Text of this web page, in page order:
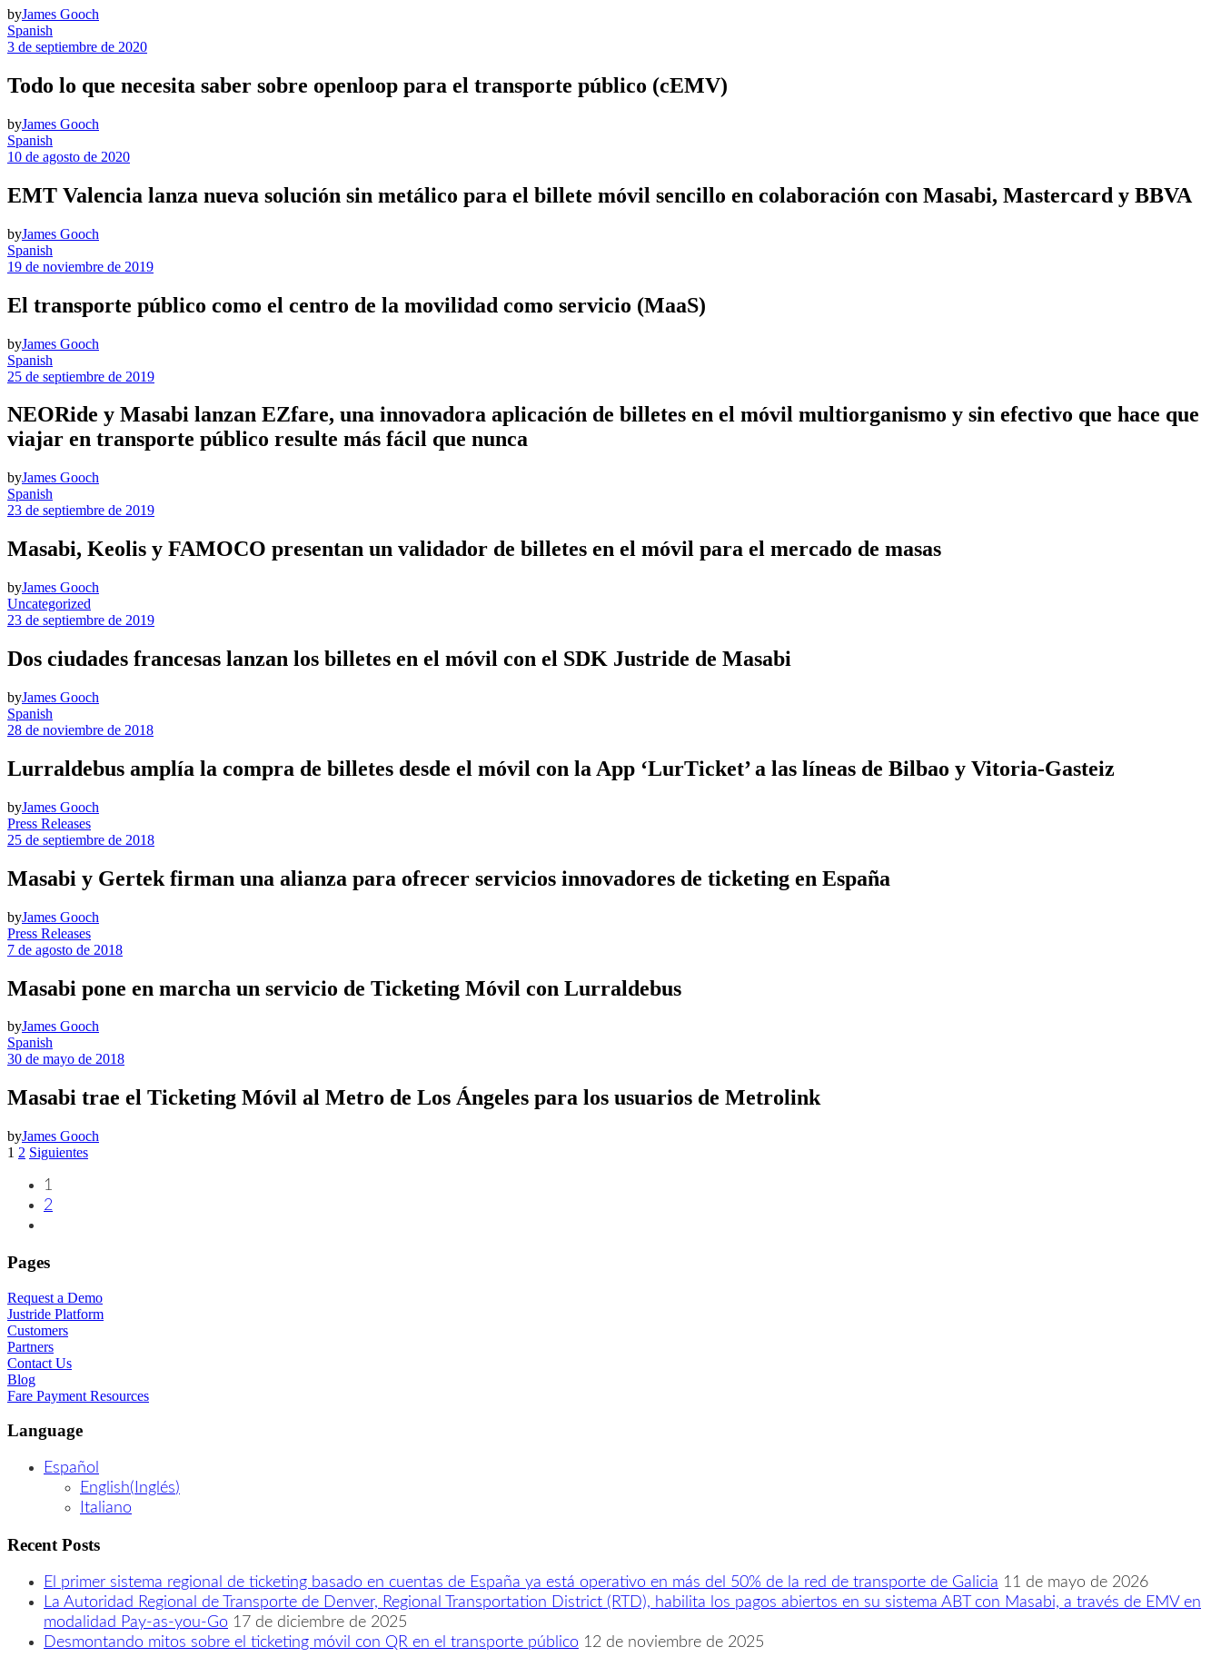
byJames Gooch
Spanish
3 de septiembre de 2020
Todo lo que necesita saber sobre openloop para el transporte público (cEMV)
byJames Gooch
Spanish
10 de agosto de 2020
EMT Valencia lanza nueva solución sin metálico para el billete móvil sencillo en colaboración con Masabi, Mastercard y BBVA
byJames Gooch
Spanish
19 de noviembre de 2019
El transporte público como el centro de la movilidad como servicio (MaaS)
byJames Gooch
Spanish
25 de septiembre de 2019
NEORide y Masabi lanzan EZfare, una innovadora aplicación de billetes en el móvil multiorganismo y sin efectivo que hace que
viajar en transporte público resulte más fácil que nunca
byJames Gooch
Spanish
23 de septiembre de 2019
Masabi, Keolis y FAMOCO presentan un validador de billetes en el móvil para el mercado de masas
byJames Gooch
Uncategorized
23 de septiembre de 2019
Dos ciudades francesas lanzan los billetes en el móvil con el SDK Justride de Masabi
byJames Gooch
Spanish
28 de noviembre de 2018
Lurraldebus amplía la compra de billetes desde el móvil con la App ‘LurTicket’ a las líneas de Bilbao y Vitoria-Gasteiz
byJames Gooch
Press Releases
25 de septiembre de 2018
Masabi y Gertek firman una alianza para ofrecer servicios innovadores de ticketing en España
byJames Gooch
Press Releases
7 de agosto de 2018
Masabi pone en marcha un servicio de Ticketing Móvil con Lurraldebus
byJames Gooch
Spanish
30 de mayo de 2018
Masabi trae el Ticketing Móvil al Metro de Los Ángeles para los usuarios de Metrolink
byJames Gooch
Posts
pagination
1 2 Siguientes
1
2
Pages
Request a Demo
Justride Platform
Customers
Partners
Contact Us
Blog
Fare Payment Resources
Language
Español
English( Inglés)
Italiano
Recent Posts
El primer sistema regional de ticketing basado en cuentas de España ya está operativo en más del 50% de la red de transporte de Galicia 11 de mayo de 2026
La Autoridad Regional de Transporte de Denver, Regional Transportation District (RTD), habilita los pagos abiertos en su sistema ABT con Masabi, a través de EMV en
modalidad Pay-as-you-Go 17 de diciembre de 2025
Desmontando mitos sobre el ticketing móvil con QR en el transporte público 12 de noviembre de 2025